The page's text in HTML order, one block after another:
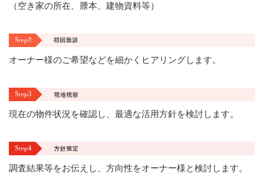
（空き家の所在、謄本、建物資料等）
オーナー様のご希望などを細かくヒアリングします。
現在の物件状況を確認し、最適な活用方針を検討します。
調査結果等をお伝えし、方向性をオーナー様と検討します。